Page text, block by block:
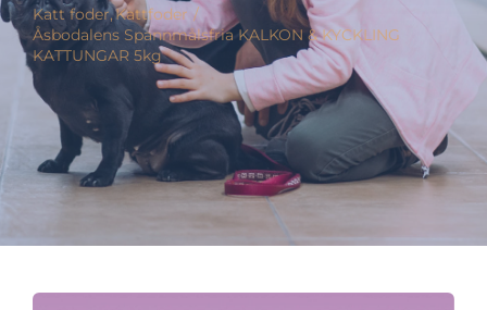
Varumärken
Hand i Tass
Katt foder Kattfoder
Åsbodalens Spannmålsfria KALKON & KYCKLING
KATTUNGAR 5kg